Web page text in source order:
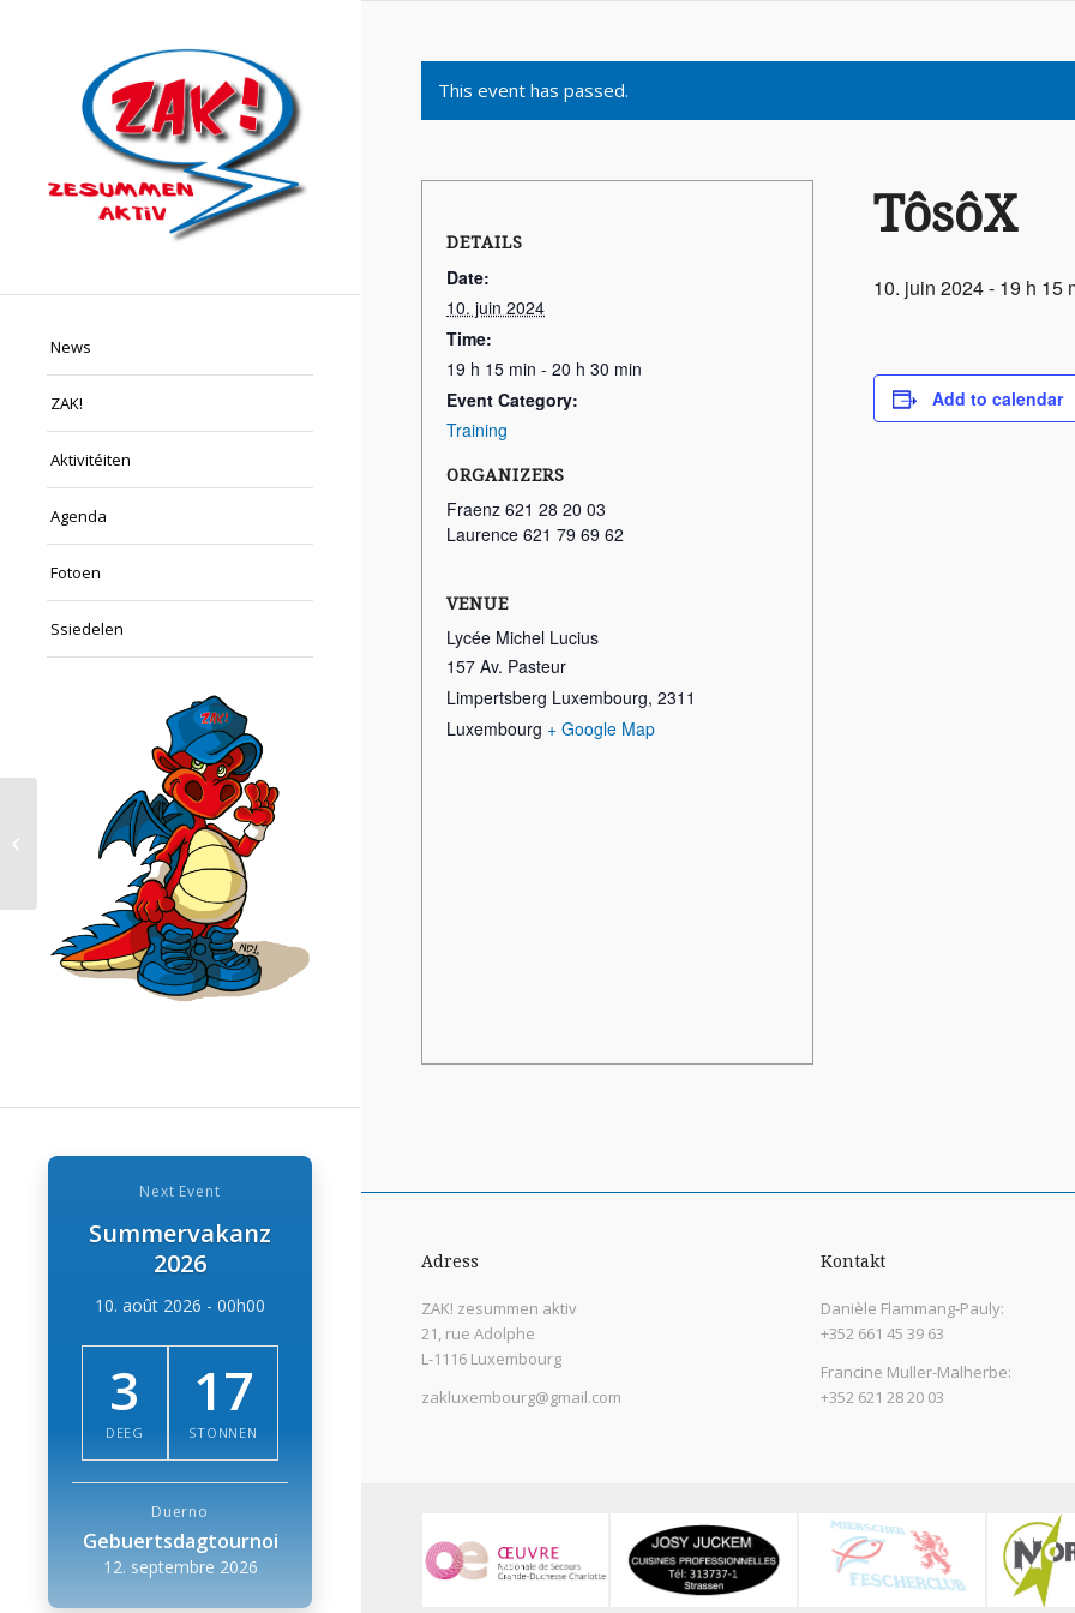
News
ZAK!
Aktivitéiten
Agenda
Fotoen
Ssiedelen
Next Event
Summervakanz
2026
10. août 2026 - 00h00
3
DEEG
17
STONNEN
Duerno
Gebuertsdagtournoi
12. septembre 2026
This event has passed.
TôsôX
10. juin 2024 - 19 h 15
Add to calendar
DETAILS
Date:
10. juin 2024
Time:
19 h 15 min - 20 h 30 min
Event Category:
Training
ORGANIZERS
Fraenz 621 28 20 03
Laurence 621 79 69 62
VENUE
Lycée Michel Lucius
157 Av. Pasteur
Limpertsberg Luxembourg, 2311
Luxembourg + Google Map
Adress
ZAK! zesummen aktiv
21, rue Adolphe
L-1116 Luxembourg
zakluxembourg@gmail.com
Kontakt
Danièle Flammang-Pauly:
+352 661 45 39 63
Francine Muller-Malherbe:
+352 621 28 20 03
Basketball Training